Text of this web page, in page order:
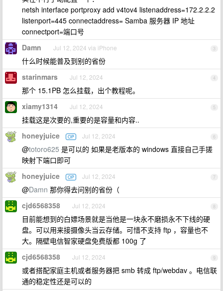
netsh interface portproxy add v4tov4 listenaddress=172.2.2.2
listenport=445 connectaddress= Samba 服务器 IP 地址
connectport=端口号
3
Damn Jul 12, 2024 via iPhone
什么时候能普及到别的省份
4
starinmars Jul 12, 2024
那个 15.1PB 怎么挂载，出个教程呢。
5
xiamy1314 Jul 12, 2024
挂载这是次要的,重要的是容量和内容..
6
honeyjuice OP Jul 12, 2024
@totoro625 是可以的 如果是老版本的 windows 直接自己手搓
映射下端口即可
7
honeyjuice OP Jul 12, 2024
@Damn 那你得去问别的省份（
8
cjd6568358 Jul 12, 2024
目前能想到的白嫖场景就是当他是一块永不磨损永不下线的硬
盘。可以用来接摄像头当云存储。可惜不支持 ftp ，容量也不
大。隔壁电信智家硬盘免费版都 100g 了
9
cjd6568358 Jul 12, 2024
或者搭配家庭主机或者服务器把 smb 转成 ftp/webdav 。电信联
通的稳定性还是可以的